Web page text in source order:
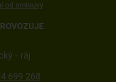
od smlouvy
- ráj
699 268